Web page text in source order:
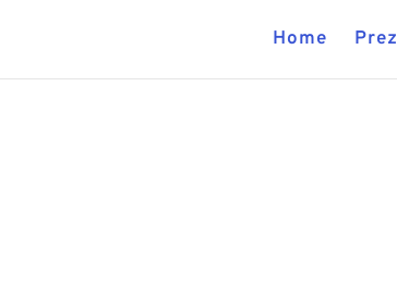
Home